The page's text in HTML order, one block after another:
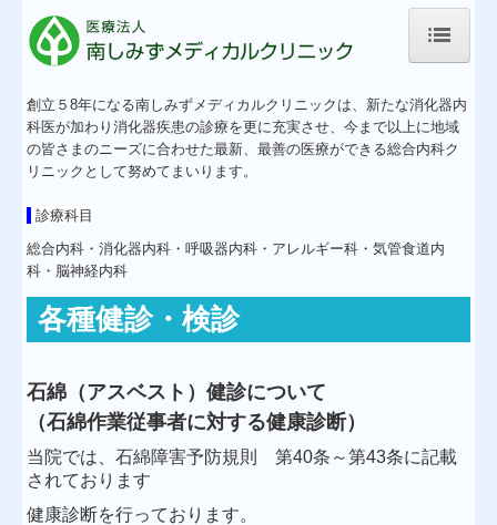
お知らせ
医師のご紹介
専門外来
禁煙外来
脳神経内科外来
交通案内
創立５8年になる南しみずメディカルクリニックは、新たな消化器内
科医が加わり消化器疾患の診療を更に充実させ、今まで以上に地域
の皆さまのニーズに合わせた最新、最善の医療ができる総合内科ク
リニックとして努めてまいります。
診療科目
総合内科・消化器内科・呼吸器内科・アレルギー科・気管食道内
科・脳神経内科
各種健診・検診
石綿（アスベスト）健診について
（石綿作業従事者に対する健康診断）
当院では、石綿障害予防規則第40条～第43条に記載
されております
健康診断を行っております。